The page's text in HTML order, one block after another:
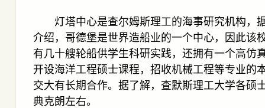
灯塔中心是查尔姆斯理工的海事研究机构，
介绍，哥德堡是世界造船业的一个中心，因此该
有几十艘轮船供学生科研实践，还拥有一个高仿
开设海洋工程硕士课程，招收机械工程等专业的
交大有长期合作。据了解，查默斯理工大学各硕
典克朗左右。